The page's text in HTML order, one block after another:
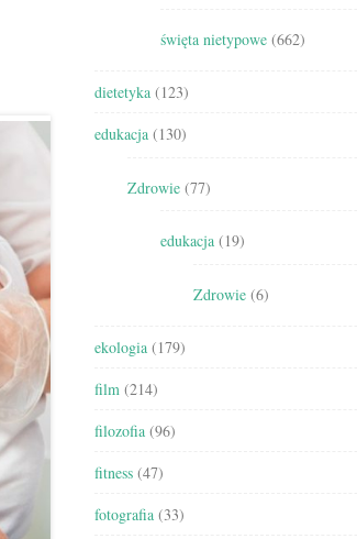
święta nietypowe (662)
dietetyka (123)
edukacja (130)
Zdrowie (77)
edukacja (19)
Zdrowie (6)
ekologia (179)
film (214)
filozofia (96)
fitness (47)
fotografia (33)